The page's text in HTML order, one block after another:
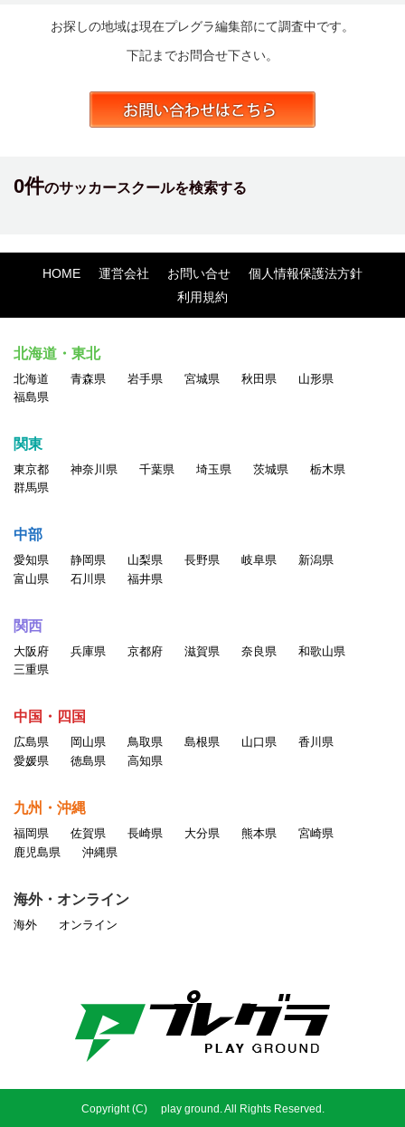
お探しの地域は現在プレグラ編集部にて調査中です。
下記までお問合せ下さい。
0件のサッカースクールを検索する
HOME 運営会社 お問い合せ
個人情報保護法方針
利用規約
北海道・東北
北海道 青森県 岩手県 宮城県 秋田県
山形県
福島県
関東
東京都 神奈川県 千葉県 埼玉県 茨城県
栃木県
群馬県
中部
愛知県 静岡県 山梨県 長野県 岐阜県
新潟県
富山県
石川県 福井県
関西
大阪府 兵庫県 京都府 滋賀県 奈良県
和歌山県
三重県
中国・四国
広島県 岡山県 鳥取県 島根県 山口県
香川県
愛媛県
徳島県 高知県
九州・沖縄
福岡県 佐賀県 長崎県 大分県 熊本県
宮崎県
鹿児島県
沖縄県
海外・オンライン
海外 オンライン
Copyright (C) play ground. All Rights Reserved.